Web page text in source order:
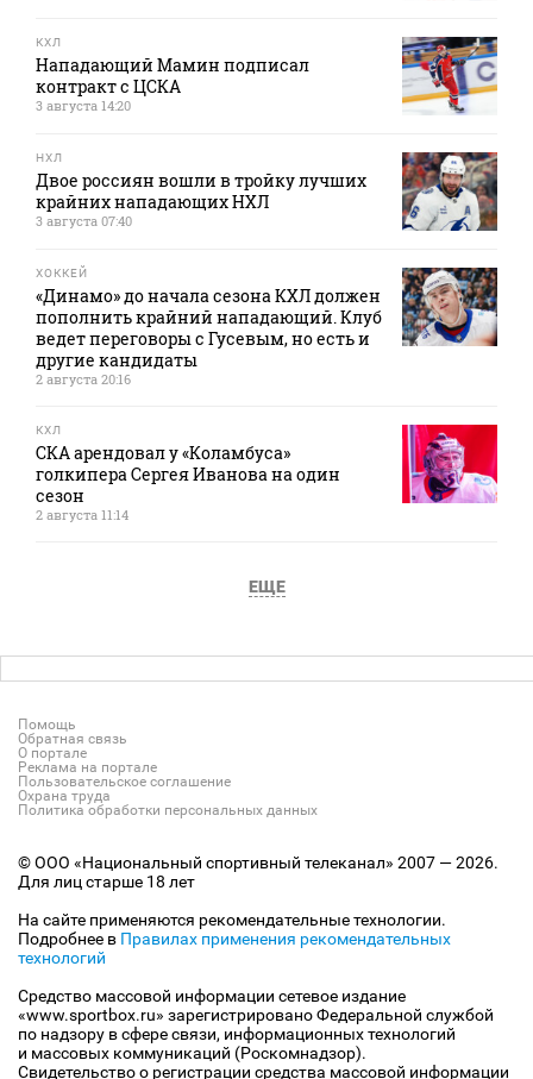
КХЛ
Нападающий Мамин подписал
контракт с ЦСКА
3 августа 14:20
НХЛ
Двое россиян вошли в тройку лучших
крайних нападающих НХЛ
3 августа 07:40
ХОККЕЙ
«Динамо» до начала сезона КХЛ должен
пополнить крайний нападающий. Клуб
ведет переговоры с Гусевым, но есть и
другие кандидаты
2 августа 20:16
КХЛ
СКА арендовал у «Коламбуса»
голкипера Сергея Иванова на один
сезон
2 августа 11:14
ЕЩЕ
Помощь
Обратная связь
О портале
Реклама на портале
Пользовательское соглашение
Охрана труда
Политика обработки персональных данных
© ООО «Национальный спортивный телеканал» 2007 — 2026.
Для лиц старше 18 лет
На сайте применяются рекомендательные технологии.
Подробнее в Правилах применения рекомендательных
технологий
Средство массовой информации сетевое издание
«www.sportbox.ru» зарегистрировано Федеральной службой
по надзору в сфере связи, информационных технологий
и массовых коммуникаций (Роскомнадзор).
Свидетельство о регистрации средства массовой информации